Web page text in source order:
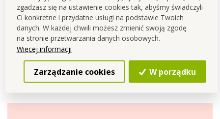
zgadzasz się na ustawienie cookies tak, abyśmy świadczyli
Ci konkretne i przydatne usługi na podstawie Twoich
danych. W każdej chwili możesz zmienić swoją zgodę
na stronie przetwarzania danych osobowych.
Więcej informacji
Zarządzanie cookies W porządku
Wosk sojowypozyskiwany jest z nasion soi,
czyliźródła odnawialnego. Jest100% naturalnyi nie
zawiera żadnych produktów pochodzenia zwierzęcego.
Nie znajdziesz w nim
toksycznych,pestycydów,herbicydówczy
surowcówpochodzenia ropnego (parafina).